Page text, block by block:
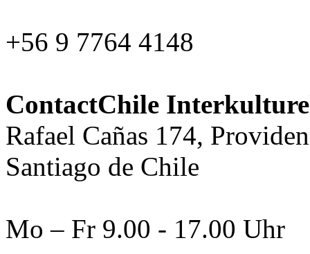
+56 9 7764 4148
ContactChile
Rafael Cañas 174,
Santiago de Chile
Mo – Fr 9.00 - 17.00 Uhr